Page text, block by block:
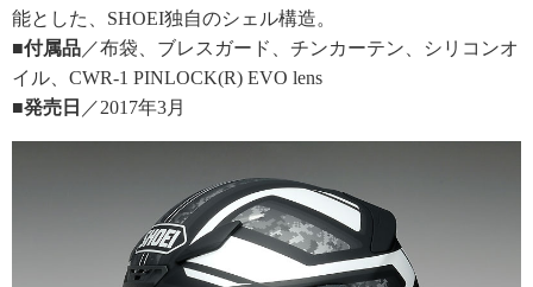
能とした、SHOEI独自のシェル構造。
■付属品 ／布袋、ブレスガード、チンカーテン、シリコンオ
イル、CWR-1 PINLOCK(R) EVO lens
■発売日 ／2017年3月